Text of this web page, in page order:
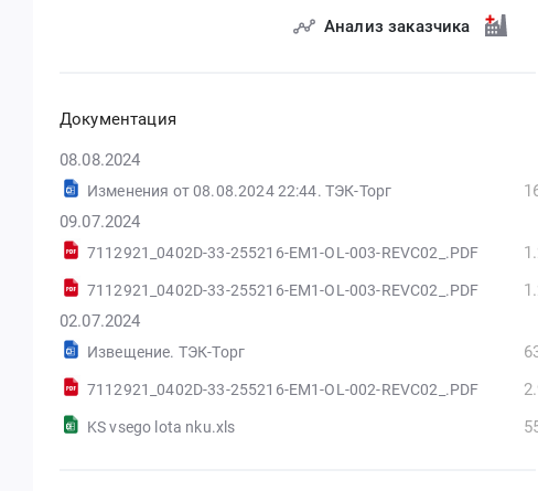
Анализ заказчика
Документация
08.08.2024
Изменения от 08.08.2024 22:44. ТЭК-Торг
09.07.2024
7112921_0402D-33-255216-EM1-OL-003-REVC02_.PDF
7112921_0402D-33-255216-EM1-OL-003-REVC02_.PDF
02.07.2024
Извещение. ТЭК-Торг
7112921_0402D-33-255216-EM1-OL-002-REVC02_.PDF
KS vsego lota nku.xls